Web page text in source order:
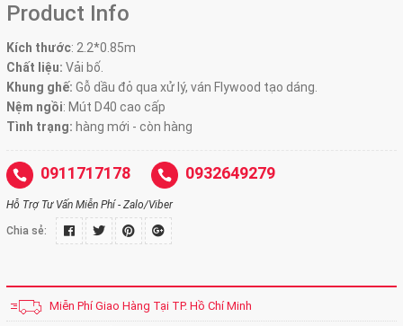
Product Info
Kích thước: 2.2*0.85m
Chất liệu: Vải bố.
Khung ghế: Gỗ dầu đỏ qua xử lý, ván Flywood tạo dáng.
Nệm ngồi: Mút D40 cao cấp
Tình trạng: hàng mới - còn hàng
0911717178 0932649279
Hỗ Trợ Tư Vấn Miễn Phí - Zalo/Viber
Chia sẻ:
Miễn Phí Giao Hàng Tại TP. Hồ Chí Minh